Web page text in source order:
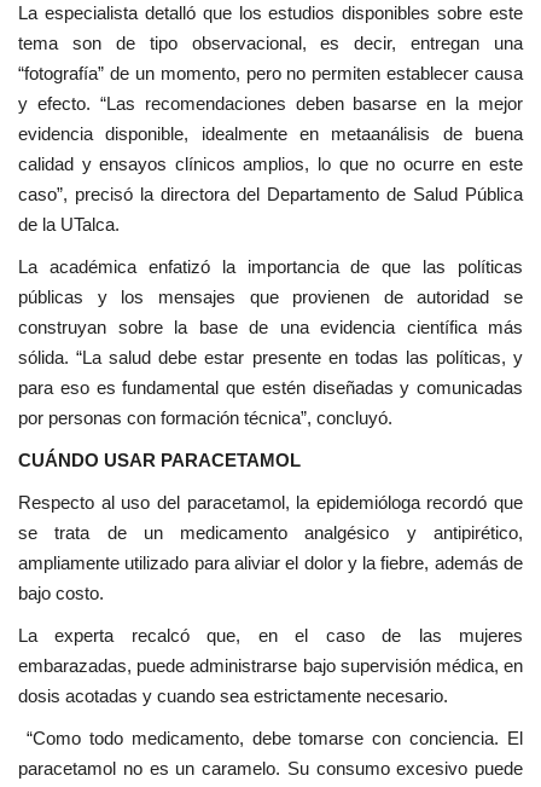
La especialista detalló que los estudios disponibles sobre este
tema son de tipo observacional, es decir, entregan una
“fotografía” de un momento, pero no permiten establecer causa
y efecto. “Las recomendaciones deben basarse en la mejor
evidencia disponible, idealmente en metaanálisis de buena
calidad y ensayos clínicos amplios, lo que no ocurre en este
caso”, precisó la directora del Departamento de Salud Pública
de la UTalca.
La académica enfatizó la importancia de que las políticas
públicas y los mensajes que provienen de autoridad se
construyan sobre la base de una evidencia científica más
sólida. “La salud debe estar presente en todas las políticas, y
para eso es fundamental que estén diseñadas y comunicadas
por personas con formación técnica”, concluyó.
CUÁNDO USAR PARACETAMOL
Respecto al uso del paracetamol, la epidemióloga recordó que
se trata de un medicamento analgésico y antipirético,
ampliamente utilizado para aliviar el dolor y la fiebre, además de
bajo costo.
La experta recalcó que, en el caso de las mujeres
embarazadas, puede administrarse bajo supervisión médica, en
dosis acotadas y cuando sea estrictamente necesario.
“Como todo medicamento, debe tomarse con conciencia. El
paracetamol no es un caramelo. Su consumo excesivo puede